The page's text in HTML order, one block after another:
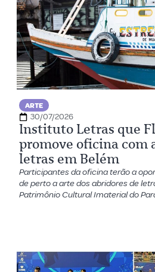
ARTE
30/07/2026
Instituto Letras que
promove oficina com
letras em Belém
Participantes da oficina terão a
de perto a arte dos abridores de
Patrimônio Cultural Imaterial do